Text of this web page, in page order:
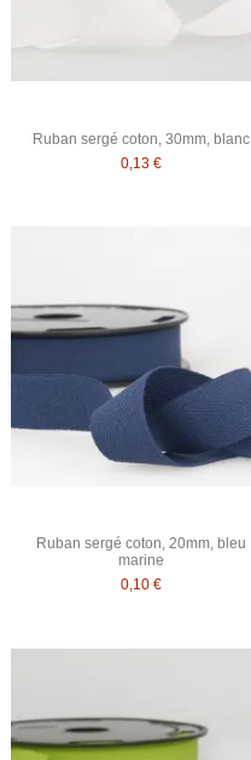
Ruban sergé coton, 30mm, blanc
0,13 €
Ruban sergé coton, 20mm, bleu
marine
0,10 €